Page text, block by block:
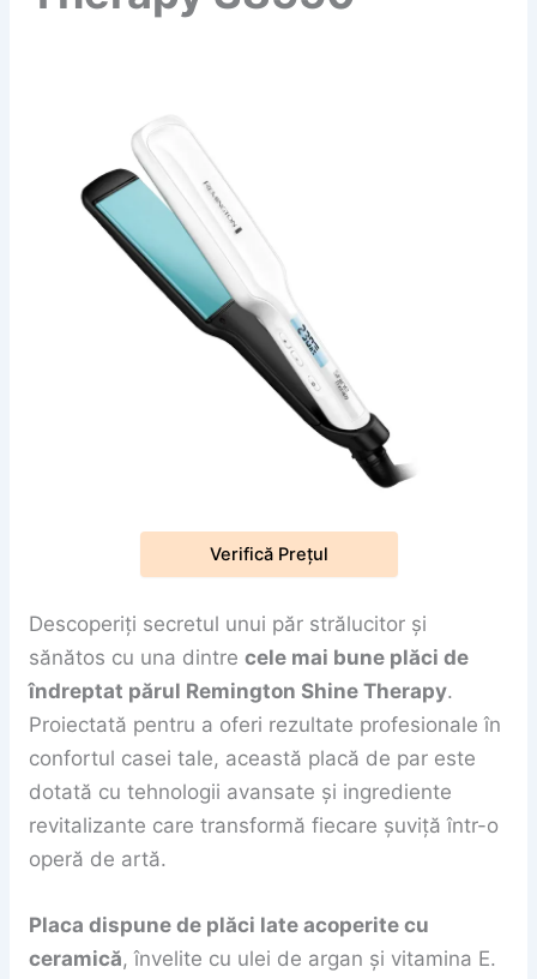
Verifică Prețul
Descoperiți secretul unui păr strălucitor și
sănătos cu una dintre cele mai bune plăci de
îndreptat părul Remington Shine Therapy.
Proiectată pentru a oferi rezultate profesionale în
confortul casei tale, această placă de par este
dotată cu tehnologii avansate și ingrediente
revitalizante care transformă fiecare șuviță într-o
operă de artă.
Placa dispune de plăci late acoperite cu
ceramică, învelite cu ulei de argan și vitamina E.